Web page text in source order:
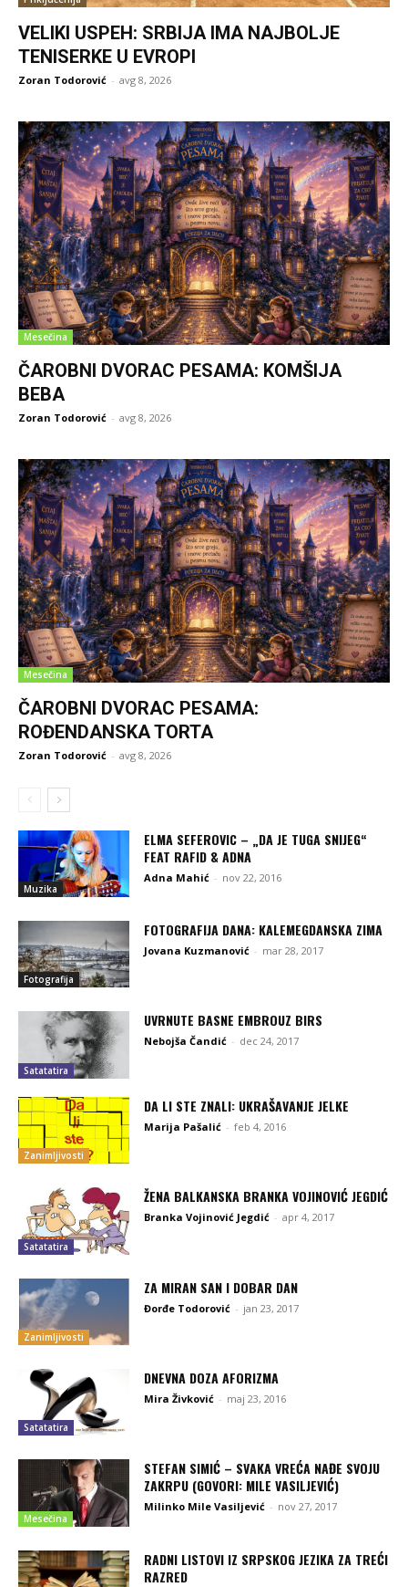
VELIKI USPEH: SRBIJA IMA NAJBOLJE
TENISERKE U EVROPI
Zoran Todorović - avg 8, 2026
Mesečina
ČAROBNI DVORAC PESAMA: KOMŠIJA
BEBA
Zoran Todorović - avg 8, 2026
Mesečina
ČAROBNI DVORAC PESAMA:
ROĐENDANSKA TORTA
Zoran Todorović - avg 8, 2026
Muzika
ELMA SEFEROVIC – „DA JE TUGA SNIJEG“
FEAT RAFID & ADNA
Adna Mahić - nov 22, 2016
Fotografija
FOTOGRAFIJA DANA: KALEMEGDANSKA ZIMA
Jovana Kuzmanović - mar 28, 2017
Satatatira
UVRNUTE BASNE EMBROUZ BIRS
Nebojša Čandić - dec 24, 2017
Zanimljivosti
DA LI STE ZNALI: UKRAŠAVANJE JELKE
Marija Pašalić - feb 4, 2016
Satatatira
ŽENA BALKANSKA BRANKA VOJINOVIĆ JEGDIĆ
Branka Vojinović Jegdić - apr 4, 2017
Zanimljivosti
ZA MIRAN SAN I DOBAR DAN
Đorđe Todorović - jan 23, 2017
Satatatira
DNEVNA DOZA AFORIZMA
Mira Živković - maj 23, 2016
Mesečina
STEFAN SIMIĆ – SVAKA VREĆA NAĐE SVOJU
ZAKRPU (GOVORI: MILE VASILJEVIĆ)
Milinko Mile Vasiljević - nov 27, 2017
RADNI LISTOVI IZ SRPSKOG JEZIKA ZA TREĆI
RAZRED